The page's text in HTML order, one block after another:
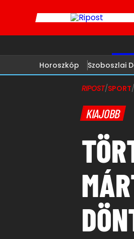
Horoszkóp Szoboszlai
RIPOST/SPORT/
KIAJOBB